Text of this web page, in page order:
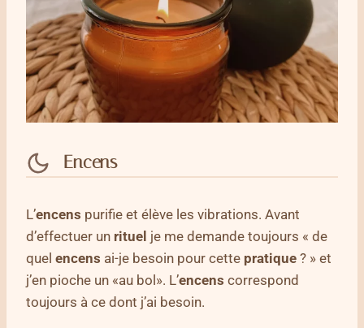
Encens
L’encens purifie et élève les vibrations. Avant
d’effectuer un rituel je me demande toujours « de
quel encens ai-je besoin pour cette pratique ? » et
j’en pioche un «au bol». L’encens correspond
toujours à ce dont j’ai besoin.